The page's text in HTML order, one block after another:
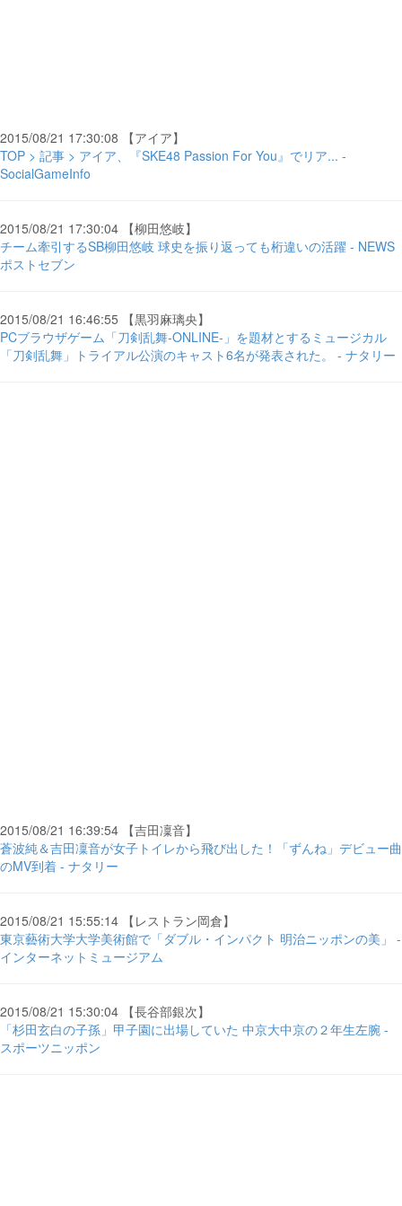
2015/08/21 17:30:08 【アイア】
TOP > 記事 > アイア、『SKE48 Passion For You』でリア... -
SocialGameInfo
2015/08/21 17:30:04 【柳田悠岐】
チーム牽引するSB柳田悠岐 球史を振り返っても桁違いの活躍 - NEWS
ポストセブン
2015/08/21 16:46:55 【黒羽麻璃央】
PCブラウザゲーム「刀剣乱舞-ONLINE-」を題材とするミュージカル
「刀剣乱舞」トライアル公演のキャスト6名が発表された。 - ナタリー
2015/08/21 16:39:54 【吉田凜音】
蒼波純＆吉田凜音が女子トイレから飛び出した！「ずんね」デビュー曲
のMV到着 - ナタリー
2015/08/21 15:55:14 【レストラン岡倉】
東京藝術大学大学美術館で「ダブル・インパクト 明治ニッポンの美」 -
インターネットミュージアム
2015/08/21 15:30:04 【長谷部銀次】
「杉田玄白の子孫」甲子園に出場していた 中京大中京の２年生左腕 -
スポーツニッポン